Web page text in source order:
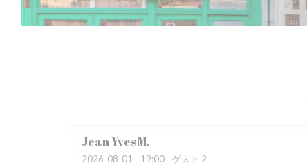
Jean YvesM
2026-08-01 - 19:00 - ゲスト 2